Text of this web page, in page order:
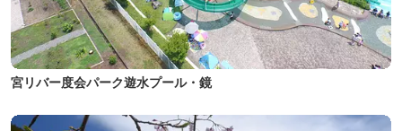
宮リバー度会パーク遊水プール・鏡